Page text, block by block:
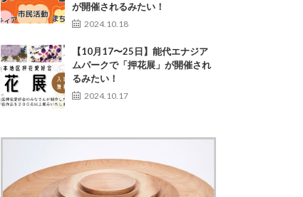
が開催されるみたい！
2024.10.18
【10月17〜25日】能代エナジア
ムパークで「押花展」が開催され
るみたい！
2024.10.17